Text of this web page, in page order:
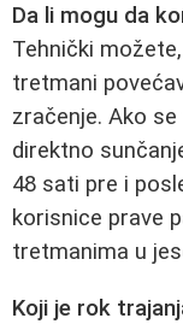
Da li mogu da
Tehnički
tretmani
zračenje. Ako
direktno
48 sati pre i
korisnice prave
tretmanima u
Koji je rok